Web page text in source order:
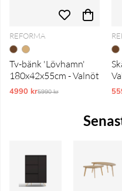
REFORMA
Tv-bänk 'Lövhamn'
180x42x55cm - Valnöt
4990 krOrdinarie pris:
5990 kr